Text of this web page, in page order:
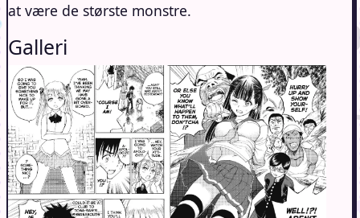
at være de største monstre.
Galleri